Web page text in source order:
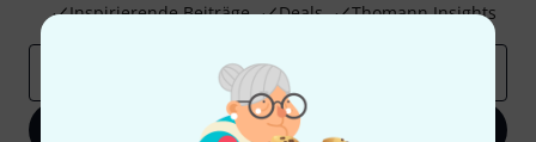
Inspirierende Beiträge
Deals Thomann Insights
Jetzt anmelden